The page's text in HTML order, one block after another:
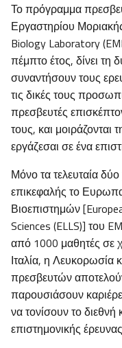
Το πρόγραμμα
Εργαστηρίου
Biology Laboratory
πέμπτο έτος, δίνει τη
συναντήσουν τους
τις δικές τους
πρεσβευτές
τους, και μοιράζονται
εργάζεσαι σε ένα
Μόνο τα τελευταία
επικεφαλής το
Βιοεπιστημών
Sciences (ELLS)] του
από 1000 μαθητές σε
Ιταλία, η Λευκορωσία
πρεσβευτών
παρουσιάσουν
να τονίσουν το διεθνή
επιστημονικής